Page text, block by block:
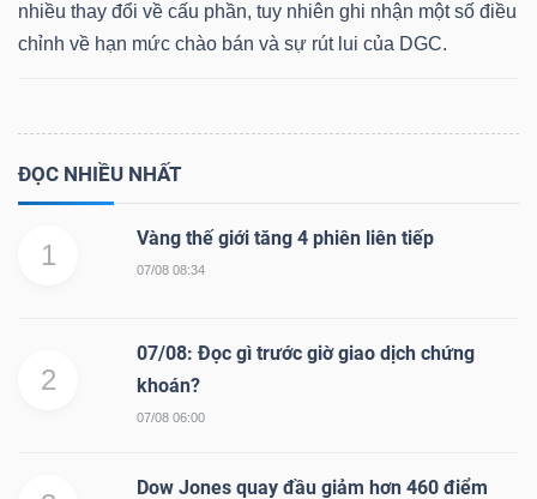
nhiều thay đổi về cấu phần, tuy nhiên ghi nhận một số điều
chỉnh về hạn mức chào bán và sự rút lui của DGC.
ĐỌC NHIỀU NHẤT
1
Vàng thế giới tăng 4 phiên liên tiếp
07/08 08:34
2
07/08: Đọc gì trước giờ giao dịch chứng
khoán?
07/08 06:00
Dow Jones quay đầu giảm hơn 460 điểm
tài
chính